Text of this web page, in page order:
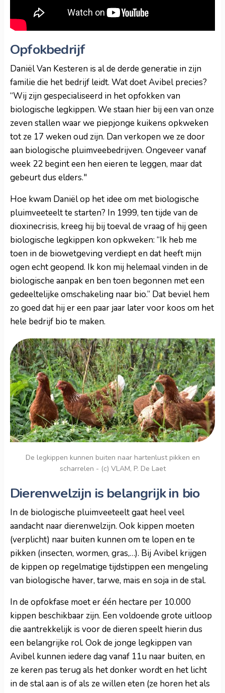
Opfokbedrijf
Daniël Van Kesteren is al de derde generatie in zijn
familie die het bedrijf leidt. Wat doet Avibel precies?
“Wij zijn gespecialiseerd in het opfokken van
biologische legkippen. We staan hier bij een van onze
zeven stallen waar we piepjonge kuikens opkweken
tot ze 17 weken oud zijn. Dan verkopen we ze door
aan biologische pluimveebedrijven. Ongeveer vanaf
week 22 begint een hen eieren te leggen, maar dat
gebeurt dus elders."
Hoe kwam Daniël op het idee om met biologische
pluimveeteelt te starten? In 1999, ten tijde van de
dioxinecrisis, kreeg hij bij toeval de vraag of hij geen
biologische legkippen kon opkweken: “Ik heb me
toen in de biowetgeving verdiept en dat heeft mijn
ogen echt geopend. Ik kon mij helemaal vinden in de
biologische aanpak en ben toen begonnen met een
gedeeltelijke omschakeling naar bio.” Dat beviel hem
zo goed dat hij er een paar jaar later voor koos om het
hele bedrijf bio te maken.
De legkippen kunnen buiten naar hartenlust pikken en
scharrelen - (c) VLAM, P. De Laet
Dierenwelzijn is belangrijk in bio
In de biologische pluimveeteelt gaat heel veel
aandacht naar dierenwelzijn. Ook kippen moeten
(verplicht) naar buiten kunnen om te lopen en te
pikken (insecten, wormen, gras,…). Bij Avibel krijgen
de kippen op regelmatige tijdstippen een mengeling
van biologische haver, tarwe, mais en soja in de stal.
In de opfokfase moet er één hectare per 10.000
kippen beschikbaar zijn. Een voldoende grote uitloop
die aantrekkelijk is voor de dieren speelt hierin dus
een belangrijke rol. Ook de jonge legkippen van
Avibel kunnen iedere dag vanaf 11u naar buiten, en
ze keren pas terug als het donker wordt en het licht
in de stal aan is of als ze willen eten (ze horen het als